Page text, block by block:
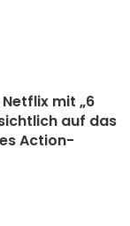
mit „6
auf das
Action-